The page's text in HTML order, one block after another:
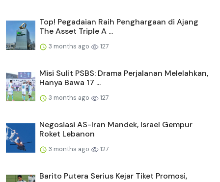
Top! Pegadaian Raih Penghargaan di Ajang
The Asset Triple A ...
3 months ago 127
Misi Sulit PSBS: Drama Perjalanan Melelahkan,
Hanya Bawa 17 ...
3 months ago 127
Negosiasi AS-Iran Mandek, Israel Gempur
Roket Lebanon
3 months ago 127
Barito Putera Serius Kejar Tiket Promosi,